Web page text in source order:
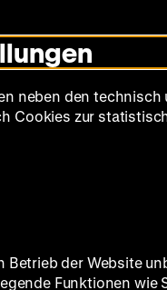
Sprache
neben den technisch
Cookies zur
Betrieb der Website
Funktionen wie